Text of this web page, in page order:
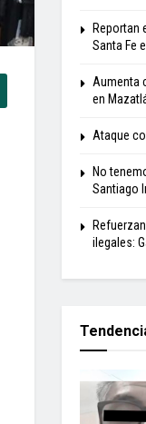
Reportan
Santa Fe
Aumenta
en
Ataque
No
Santiago
ilegales: